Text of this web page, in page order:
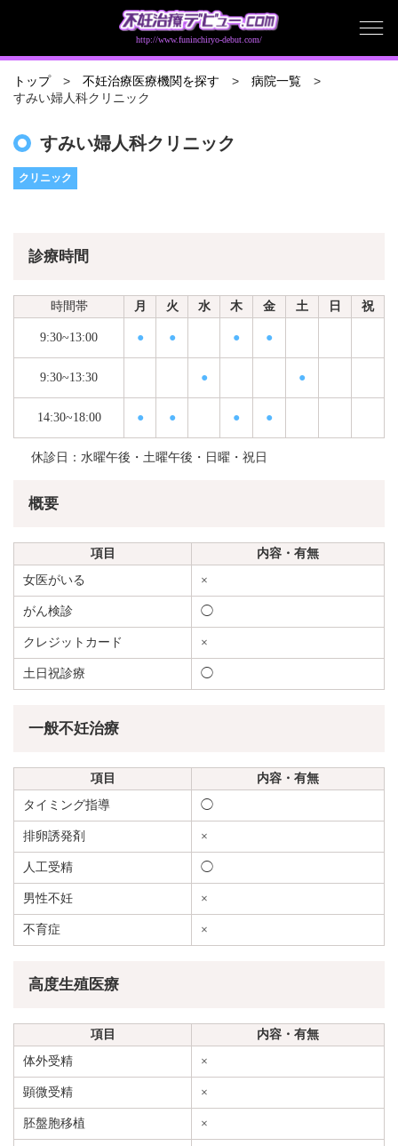
http://www.funinchiryo-debut.com/
トップ 不妊治療医療機関を探す 病院一覧
すみい婦人科クリニック
すみい婦人科クリニック
クリニック
診療時間
時間帯 月 火 水 木 金 土 日 祝
9:30~13:00 ● ● ● ●
9:30~13:30 ● ●
14:30~18:00 ● ● ● ●
休診日：水曜午後・土曜午後・日曜・祝日
概要
項目
内容・有無
女医がいる
×
がん検診 ◯
クレジットカード ×
土日祝診療 ◯
一般不妊治療
項目
内容・有無
タイミング指導
◯
排卵誘発剤 ×
人工受精 ◯
男性不妊 ×
不育症 ×
高度生殖医療
項目
内容・有無
体外受精
×
顕微受精 ×
胚盤胞移植 ×